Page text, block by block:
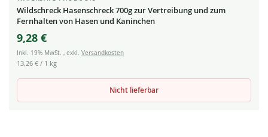
Wildschreck Hasenschreck 700g zur Vertreibung und zum
Fernhalten von Hasen und Kaninchen
9,28 €
Inkl. 19% MwSt. , exkl. Versandkosten
13,26 € / 1 kg
Nicht lieferbar